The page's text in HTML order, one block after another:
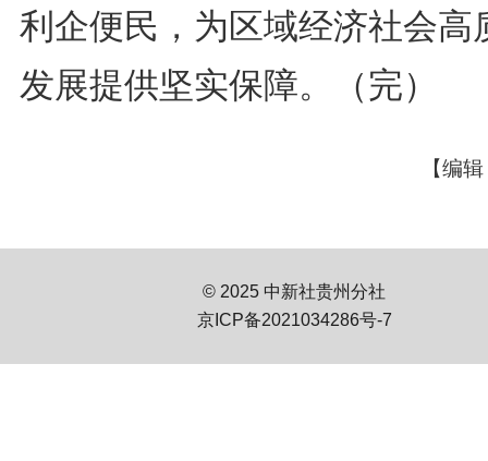
利企便民，为区域经济社会高
发展提供坚实保障。（完）
【编
© 2025 中新社贵州分社
京ICP备2021034286号-7